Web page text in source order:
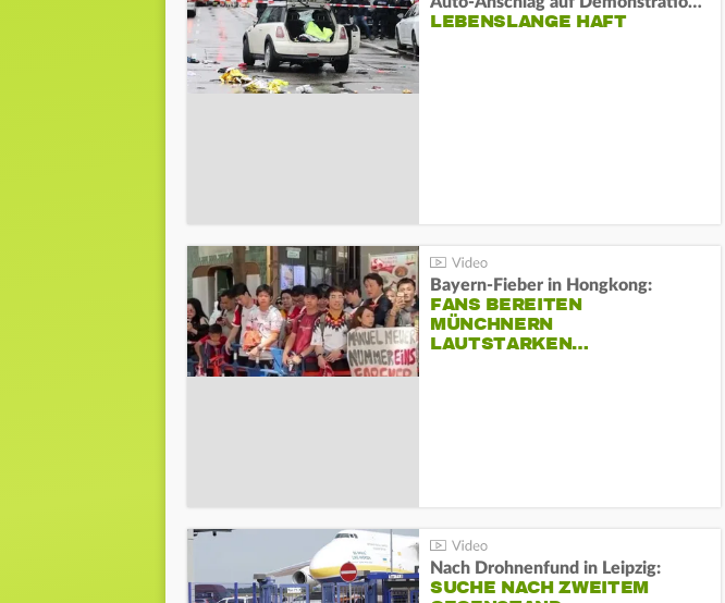
LEBENSLANGE HAFT
Bayern-Fieber in Hongkong:
FANS BEREITEN
MÜNCHNERN
LAUTSTARKEN…
Nach Drohnenfund in Leipzig:
SUCHE NACH ZWEITEM